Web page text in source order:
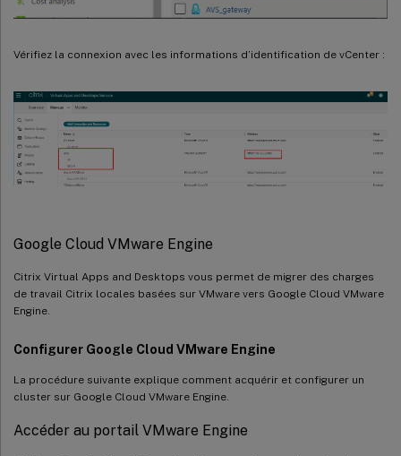
Vérifiez la connexion avec les informations d’identification de vCenter :
Google Cloud VMware Engine
Citrix Virtual Apps and Desktops vous permet de migrer des charges
de travail Citrix locales basées sur VMware vers Google Cloud VMware
Engine.
Configurer Google Cloud VMware Engine
La procédure suivante explique comment acquérir et configurer un
cluster sur Google Cloud VMware Engine.
Accéder au portail VMware Engine